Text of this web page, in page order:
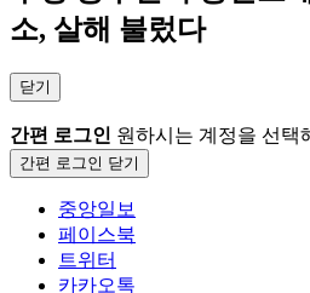
소, 살해 불렀다
닫기
간편 로그인 원하시는 계정을 선택
간편 로그인 닫기
중앙일보
페이스북
트위터
카카오톡